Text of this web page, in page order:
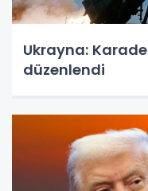
Ukrayna:
düzenlendi